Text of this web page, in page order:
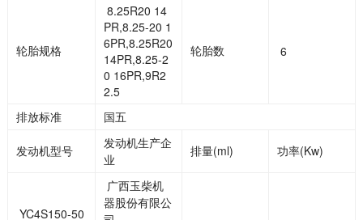
轮胎规格
8.25R20 14
PR,8.25-20 1
6PR,8.25R20
14PR,8.25-2
0 16PR,9R2
2.5
轮胎数 6
排放标准 国五
发动机型号
发动机生产企
业
排量(ml) 功率(Kw)
YC4S150-50
广西玉柴机
器股份有限公